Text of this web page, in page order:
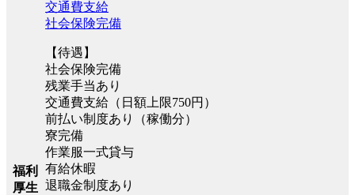
福利
厚生
交通費支給
社会保険完備
【待遇】
社会保険完備
残業手当あり
交通費支給（日額上限750円）
前払い制度あり（稼働分）
寮完備
作業服一式貸与
有給休暇
退職金制度あり